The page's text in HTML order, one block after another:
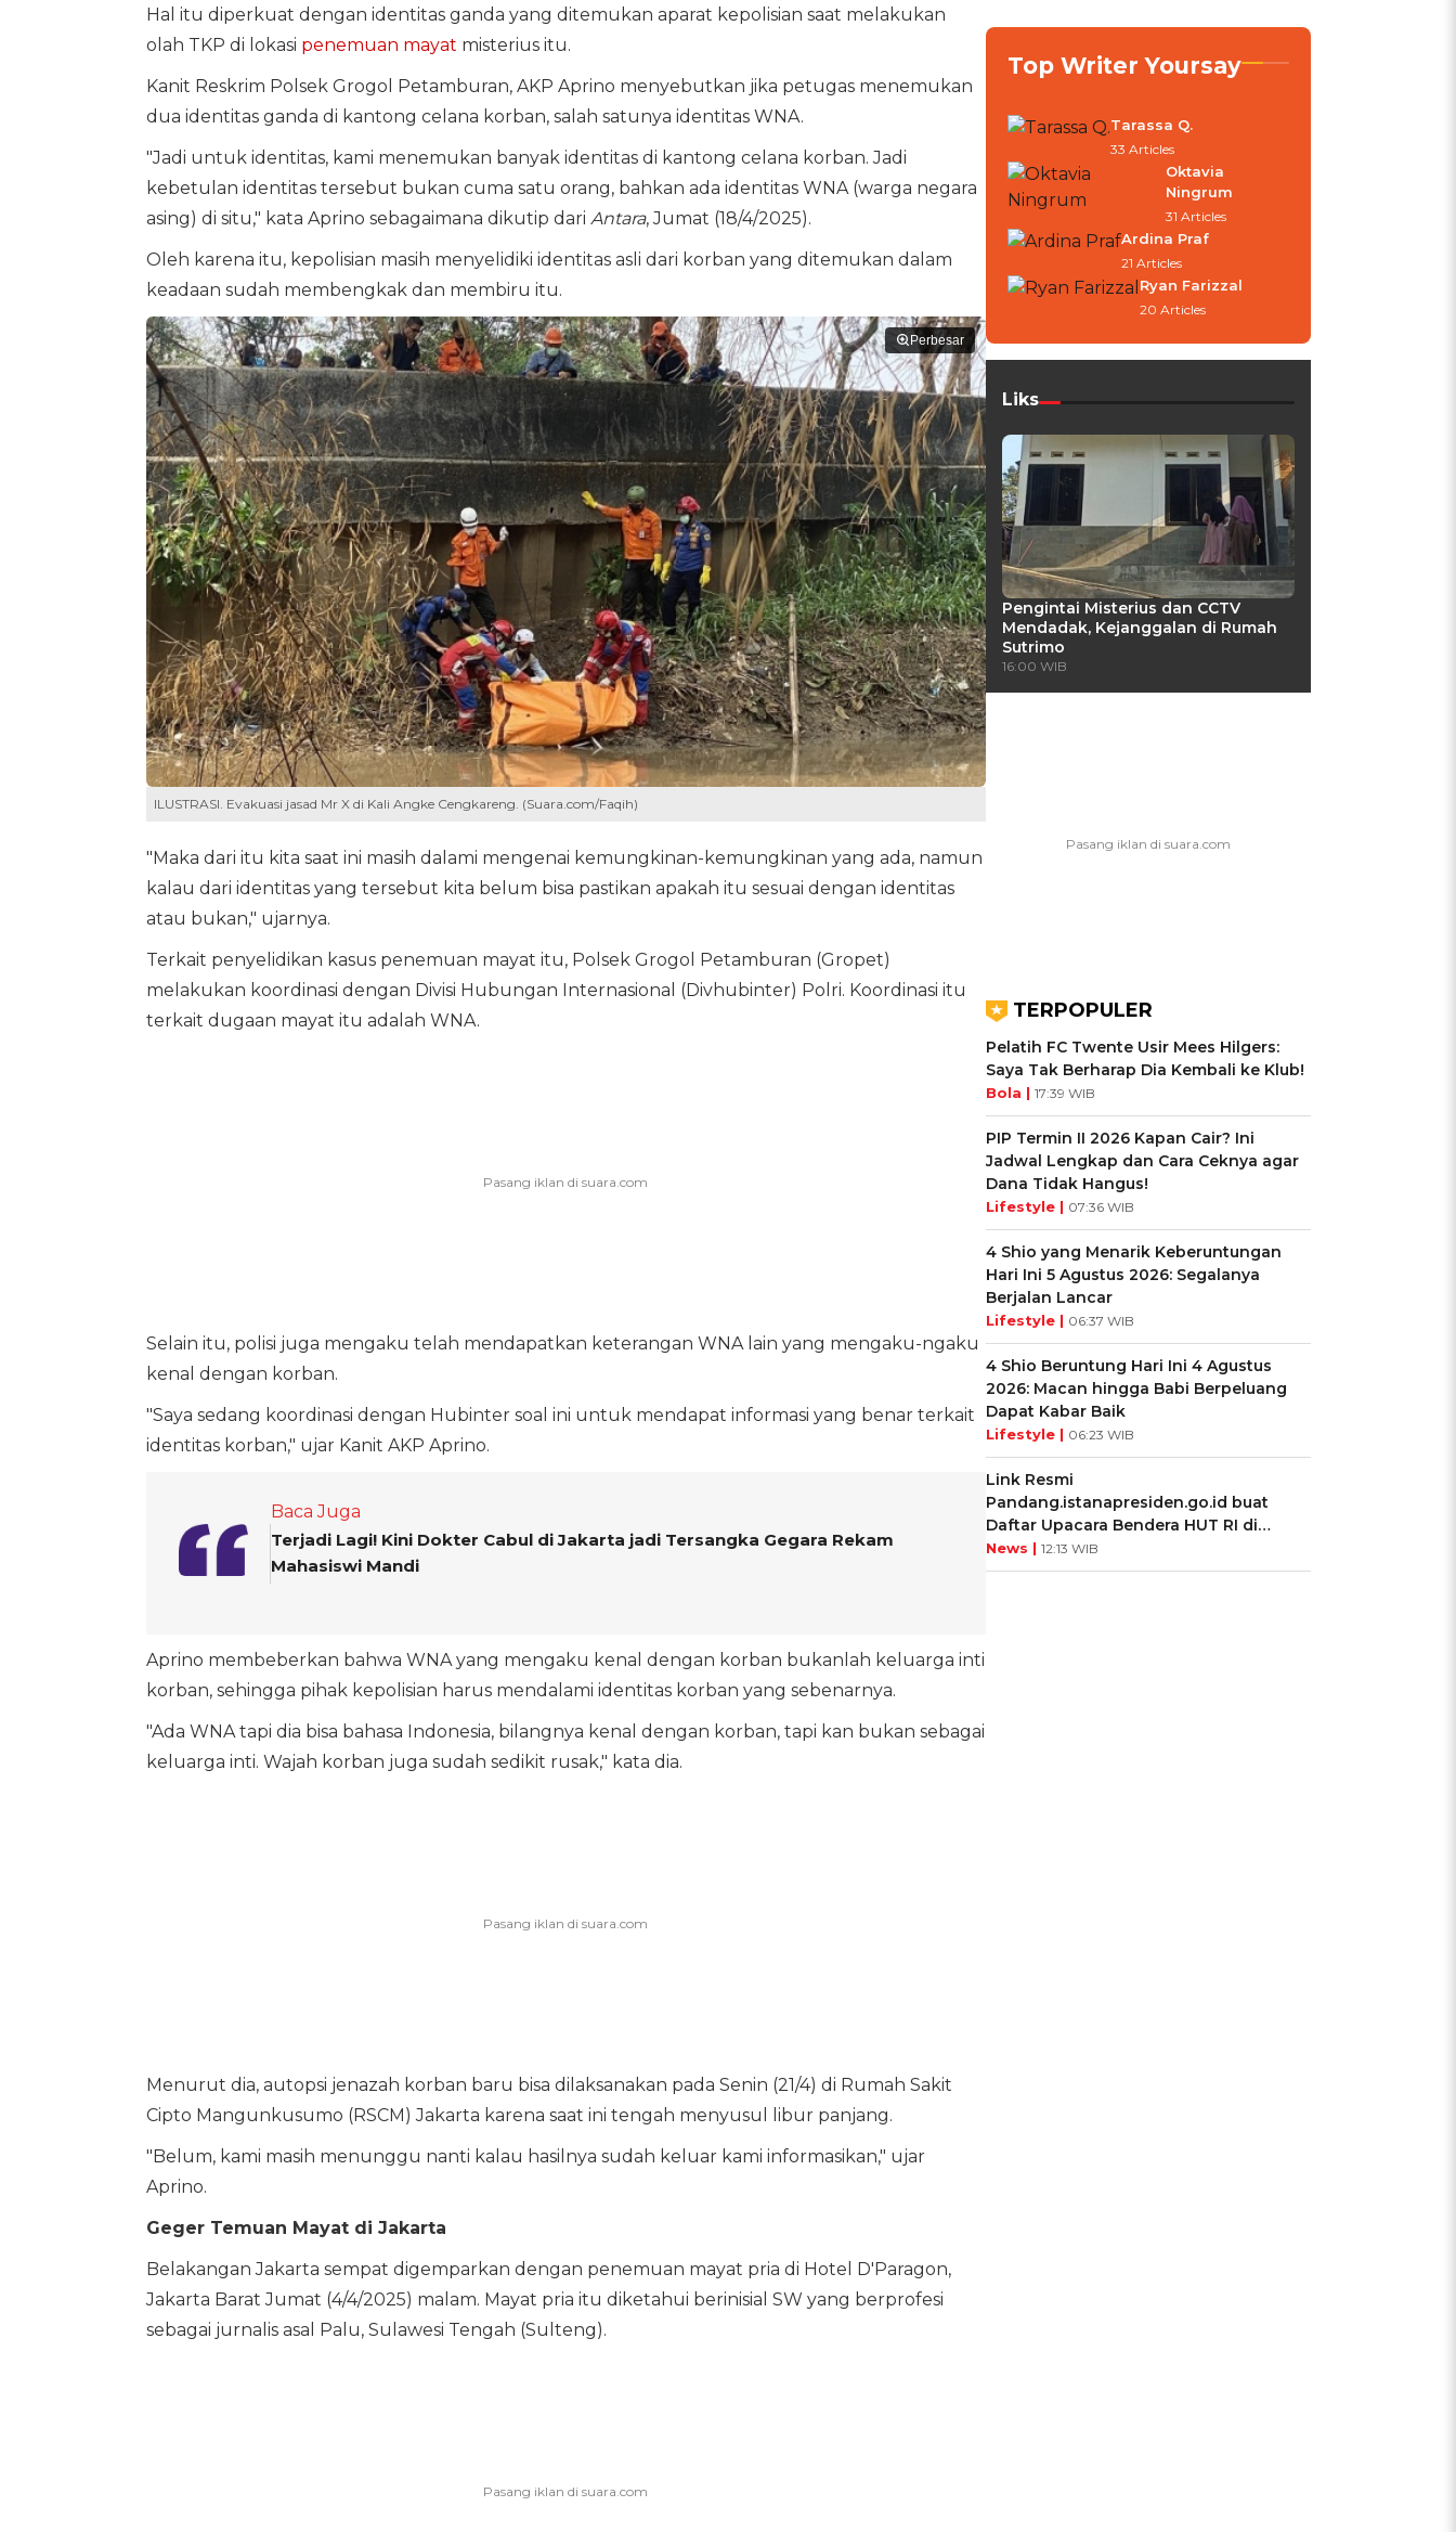
Hal itu diperkuat dengan identitas ganda yang ditemukan aparat kepolisian saat melakukan
olah TKP di lokasi penemuan mayat misterius itu.
Kanit Reskrim Polsek Grogol Petamburan, AKP Aprino menyebutkan jika petugas menemukan
dua identitas ganda di kantong celana korban, salah satunya identitas WNA.
"Jadi untuk identitas, kami menemukan banyak identitas di kantong celana korban. Jadi
kebetulan identitas tersebut bukan cuma satu orang, bahkan ada identitas WNA (warga negara
asing) di situ," kata Aprino sebagaimana dikutip dari Antara, Jumat (18/4/2025).
Oleh karena itu, kepolisian masih menyelidiki identitas asli dari korban yang ditemukan dalam
keadaan sudah membengkak dan membiru itu.
Perbesar
ILUSTRASI. Evakuasi jasad Mr X di Kali Angke Cengkareng. (Suara.com/Faqih)
"Maka dari itu kita saat ini masih dalami mengenai kemungkinan-kemungkinan yang ada, namun
kalau dari identitas yang tersebut kita belum bisa pastikan apakah itu sesuai dengan identitas
atau bukan," ujarnya.
Terkait penyelidikan kasus penemuan mayat itu, Polsek Grogol Petamburan (Gropet)
melakukan koordinasi dengan Divisi Hubungan Internasional (Divhubinter) Polri. Koordinasi itu
terkait dugaan mayat itu adalah WNA.
Selain itu, polisi juga mengaku telah mendapatkan keterangan WNA lain yang mengaku-ngaku
kenal dengan korban.
"Saya sedang koordinasi dengan Hubinter soal ini untuk mendapat informasi yang benar terkait
identitas korban," ujar Kanit AKP Aprino.
Baca Juga
Terjadi Lagi! Kini Dokter Cabul di Jakarta jadi Tersangka Gegara Rekam
Mahasiswi Mandi
Aprino membeberkan bahwa WNA yang mengaku kenal dengan korban bukanlah keluarga inti
korban, sehingga pihak kepolisian harus mendalami identitas korban yang sebenarnya.
"Ada WNA tapi dia bisa bahasa Indonesia, bilangnya kenal dengan korban, tapi kan bukan sebagai
keluarga inti. Wajah korban juga sudah sedikit rusak," kata dia.
Menurut dia, autopsi jenazah korban baru bisa dilaksanakan pada Senin (21/4) di Rumah Sakit
Cipto Mangunkusumo (RSCM) Jakarta karena saat ini tengah menyusul libur panjang.
"Belum, kami masih menunggu nanti kalau hasilnya sudah keluar kami informasikan," ujar
Aprino.
Geger Temuan Mayat di Jakarta
Belakangan Jakarta sempat digemparkan dengan penemuan mayat pria di Hotel D'Paragon,
Jakarta Barat Jumat (4/4/2025) malam. Mayat pria itu diketahui berinisial SW yang berprofesi
sebagai jurnalis asal Palu, Sulawesi Tengah (Sulteng).
Top Writer Yoursay
Tarassa Q.
33 Articles
Oktavia
Ningrum
31 Articles
Ardina Praf
21 Articles
Ryan Farizzal
20 Articles
Liks
Pengintai Misterius dan CCTV
Mendadak, Kejanggalan di Rumah
Sutrimo
16:00 WIB
TERPOPULER
Pelatih FC Twente Usir Mees Hilgers:
Saya Tak Berharap Dia Kembali ke Klub!
Bola | 17:39 WIB
PIP Termin II 2026 Kapan Cair? Ini
Jadwal Lengkap dan Cara Ceknya agar
Dana Tidak Hangus!
Lifestyle | 07:36 WIB
4 Shio yang Menarik Keberuntungan
Hari Ini 5 Agustus 2026: Segalanya
Berjalan Lancar
Lifestyle | 06:37 WIB
4 Shio Beruntung Hari Ini 4 Agustus
2026: Macan hingga Babi Berpeluang
Dapat Kabar Baik
Lifestyle | 06:23 WIB
Link Resmi
Pandang.istanapresiden.go.id buat
Daftar Upacara Bendera HUT RI di
Istana Negara
News | 12:13 WIB